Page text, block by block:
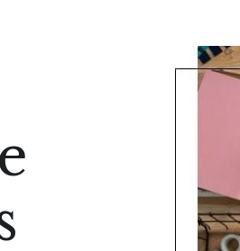
soluciones
de diseño
lo que